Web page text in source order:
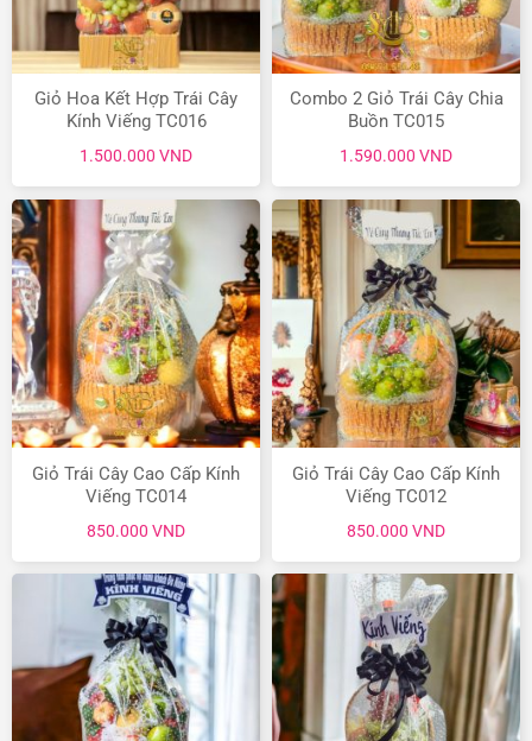
Giỏ Hoa Kết Hợp Trái Cây
Kính Viếng TC016
1.500.000 VND
Combo 2 Giỏ Trái Cây Chia
Buồn TC015
1.590.000 VND
Giỏ Trái Cây Cao Cấp Kính
Viếng TC014
850.000 VND
Giỏ Trái Cây Cao Cấp Kính
Viếng TC012
850.000 VND